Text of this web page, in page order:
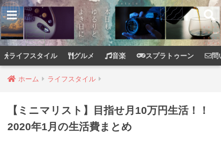
ライフスタイル グルメ 音楽 スプラトゥーン 問
ホーム ライフスタイル
【ミニマリスト】目指せ月10万円生活！！
2020年1月の生活費まとめ